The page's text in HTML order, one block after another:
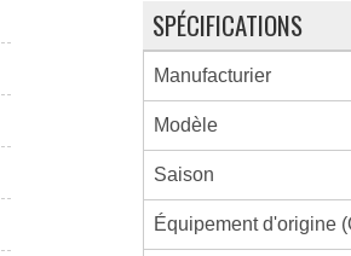
SPÉCIFICATIONS
Manufacturier
Modèle
Saison
Équipement d'origine